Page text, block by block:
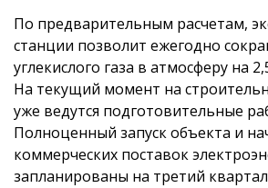
По предварительным расчетам,
станции позволит ежегодно
углекислого газа в атмосферу на
На текущий момент на
уже ведутся подготовительные
Полноценный запуск объекта и
коммерческих поставок
запланированы на третий квартал